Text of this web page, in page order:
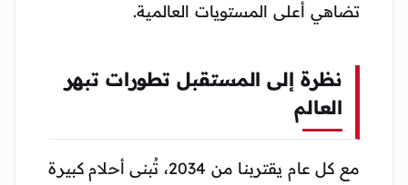
تضاهي أعلى المستويات العالمية.
نظرة إلى المستقبل تطورات تبهر
العالم
مع كل عام يقتربنا من 2034، تُبنى أحلام كبيرة